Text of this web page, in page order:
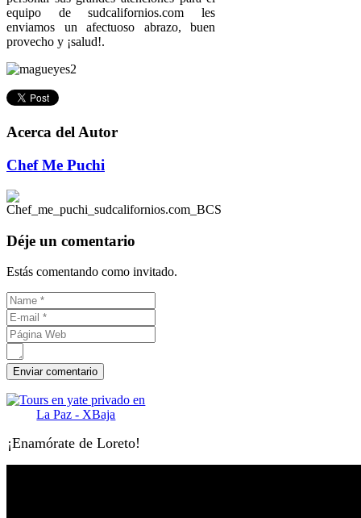
equipo de sudcalifornios.com les
enviamos un afectuoso abrazo, buen
provecho y ¡salud!.
Acerca del Autor
Chef Me Puchi
Déje un comentario
Estás comentando como invitado.
¡Enamórate de Loreto!